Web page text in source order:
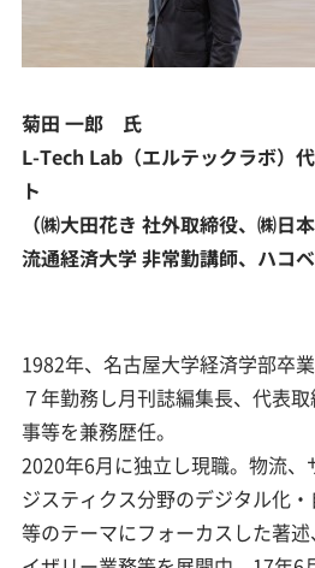
菊田 一郎 氏
L-Tech Lab（エルテックラボ）
ト
（㈱大田花き 社外取締役、㈱日
流通経済大学 非常勤講師、ハコベ
1982年、名古屋大学経済学部卒
７年勤務し月刊誌編集長、代表
事等を兼務歴任。
2020年6月に独立し現職。物流、
ジスティクス分野のデジタル化
等のテーマにフォーカスした著